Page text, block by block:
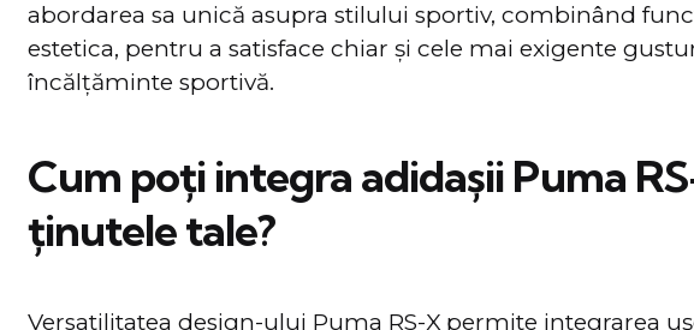
abordarea sa unică asupra stilului sportiv, combinând
estetica, pentru a satisface chiar și cele mai exigente
încălțăminte sportivă.
Cum poți integra adidaşii Puma
ținutele tale?
Versatilitatea design-ului Puma RS-X permite integrarea